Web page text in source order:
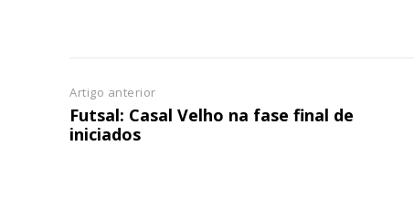
Ofertas para
Artigo anterior
Futsal: Casal Velho na fase final de
iniciados